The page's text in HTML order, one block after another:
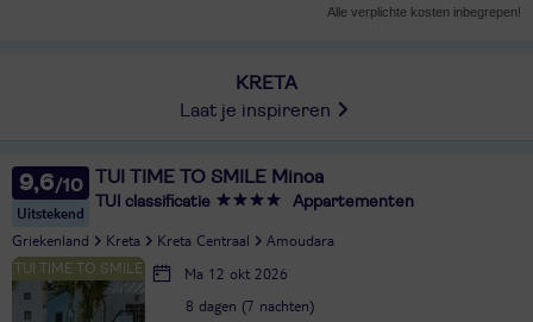
Alle verplichte kosten inbegrepen!
KRETA
Laat je inspireren
9,6
Uitstekend
TUI TIME TO SMILE Minoa
TUI classificatie Appartementen
Griekenland Kreta Kreta Centraal Amoudara
Ma 12 okt 2026
8 dagen (7 nachten)